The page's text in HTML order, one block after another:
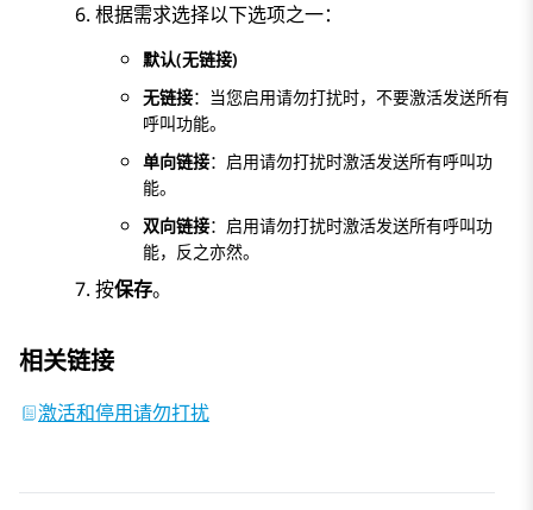
根据需求选择以下选项之一：
默认(无链接)
无链接：当您启用请勿打扰时，不要激活发送所有
呼叫功能。
单向链接：启用请勿打扰时激活发送所有呼叫功
能。
双向链接：启用请勿打扰时激活发送所有呼叫功
能，反之亦然。
按保存。
相关链接
激活和停用请勿打扰